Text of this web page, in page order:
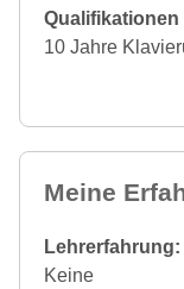
Qualifikationen
10 Jahre
Meine
Lehrerfahrung:
Keine